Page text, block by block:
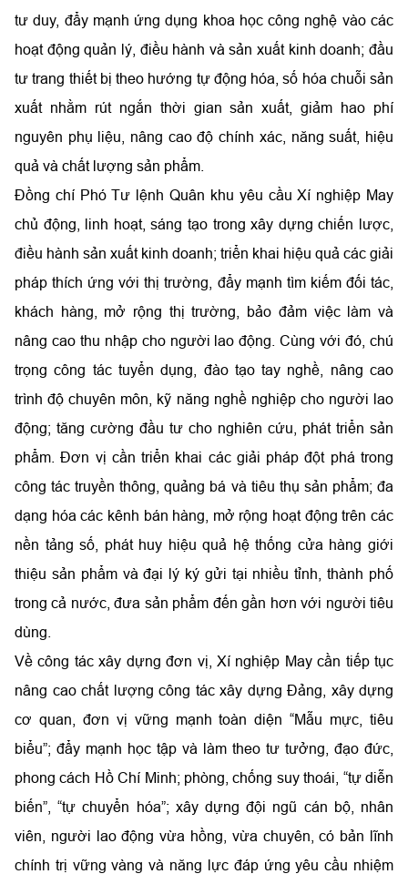
tư duy, đẩy mạnh ứng dụng khoa học công nghệ vào các
hoạt động quản lý, điều hành và sản xuất kinh doanh; đầu
tư trang thiết bị theo hướng tự động hóa, số hóa chuỗi sản
xuất nhằm rút ngắn thời gian sản xuất, giảm hao phí
nguyên phụ liệu, nâng cao độ chính xác, năng suất, hiệu
quả và chất lượng sản phẩm.
Đồng chí Phó Tư lệnh Quân khu yêu cầu Xí nghiệp May
chủ động, linh hoạt, sáng tạo trong xây dựng chiến lược,
điều hành sản xuất kinh doanh; triển khai hiệu quả các giải
pháp thích ứng với thị trường, đẩy mạnh tìm kiếm đối tác,
khách hàng, mở rộng thị trường, bảo đảm việc làm và
nâng cao thu nhập cho người lao động. Cùng với đó, chú
trọng công tác tuyển dụng, đào tạo tay nghề, nâng cao
trình độ chuyên môn, kỹ năng nghề nghiệp cho người lao
động; tăng cường đầu tư cho nghiên cứu, phát triển sản
phẩm. Đơn vị cần triển khai các giải pháp đột phá trong
công tác truyền thông, quảng bá và tiêu thụ sản phẩm; đa
dạng hóa các kênh bán hàng, mở rộng hoạt động trên các
nền tảng số, phát huy hiệu quả hệ thống cửa hàng giới
thiệu sản phẩm và đại lý ký gửi tại nhiều tỉnh, thành phố
trong cả nước, đưa sản phẩm đến gần hơn với người tiêu
dùng.
Về công tác xây dựng đơn vị, Xí nghiệp May cần tiếp tục
nâng cao chất lượng công tác xây dựng Đảng, xây dựng
cơ quan, đơn vị vững mạnh toàn diện “Mẫu mực, tiêu
biểu”; đẩy mạnh học tập và làm theo tư tưởng, đạo đức,
phong cách Hồ Chí Minh; phòng, chống suy thoái, “tự diễn
biến”, “tự chuyển hóa”; xây dựng đội ngũ cán bộ, nhân
viên, người lao động vừa hồng, vừa chuyên, có bản lĩnh
chính trị vững vàng và năng lực đáp ứng yêu cầu nhiệm